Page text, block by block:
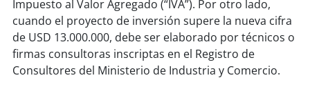
Impuesto al Valor Agregado (“IVA”). Por otro lado,
cuando el proyecto de inversión supere la nueva cifra
de USD 13.000.000, debe ser elaborado por técnicos o
firmas consultoras inscriptas en el Registro de
Consultores del Ministerio de Industria y Comercio.